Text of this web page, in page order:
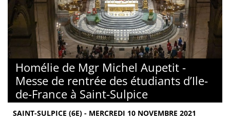
Homélie de Mgr Michel Aupetit -
Messe de rentrée des étudiants d’Ile-
de-France à Saint-Sulpice
SAINT-SULPICE (6E) - MERCREDI 10 NOVEMBRE 2021